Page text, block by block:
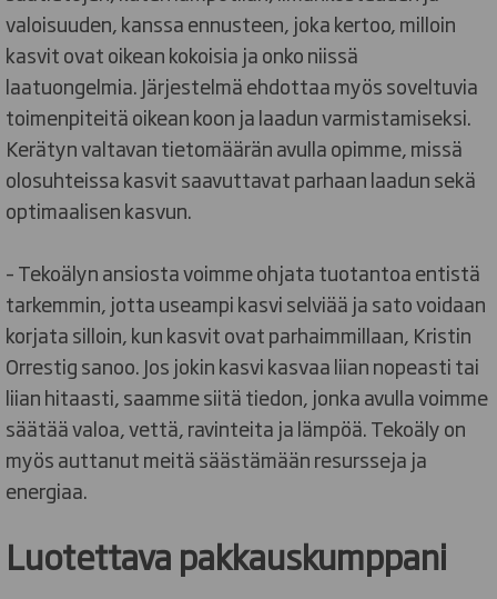
valoisuuden, kanssa ennusteen, joka kertoo, milloin
kasvit ovat oikean kokoisia ja onko niissä
laatuongelmia. Järjestelmä ehdottaa myös soveltuvia
toimenpiteitä oikean koon ja laadun varmistamiseksi.
Kerätyn valtavan tietomäärän avulla opimme, missä
olosuhteissa kasvit saavuttavat parhaan laadun sekä
optimaalisen kasvun.
– Tekoälyn ansiosta voimme ohjata tuotantoa entistä
tarkemmin, jotta useampi kasvi selviää ja sato voidaan
korjata silloin, kun kasvit ovat parhaimmillaan, Kristin
Orrestig sanoo. Jos jokin kasvi kasvaa liian nopeasti tai
liian hitaasti, saamme siitä tiedon, jonka avulla voimme
säätää valoa, vettä, ravinteita ja lämpöä. Tekoäly on
myös auttanut meitä säästämään resursseja ja
energiaa.
Luotettava pakkauskumppani